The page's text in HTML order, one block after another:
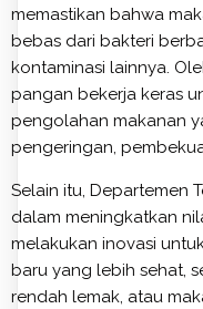
memastikan bahwa
bebas dari bakteri
kontaminasi lainnya.
pangan bekerja keras
pengolahan makanan
pengeringan,
Selain itu, Departemen
dalam meningkatkan
melakukan inovasi
baru yang lebih sehat,
rendah lemak, atau